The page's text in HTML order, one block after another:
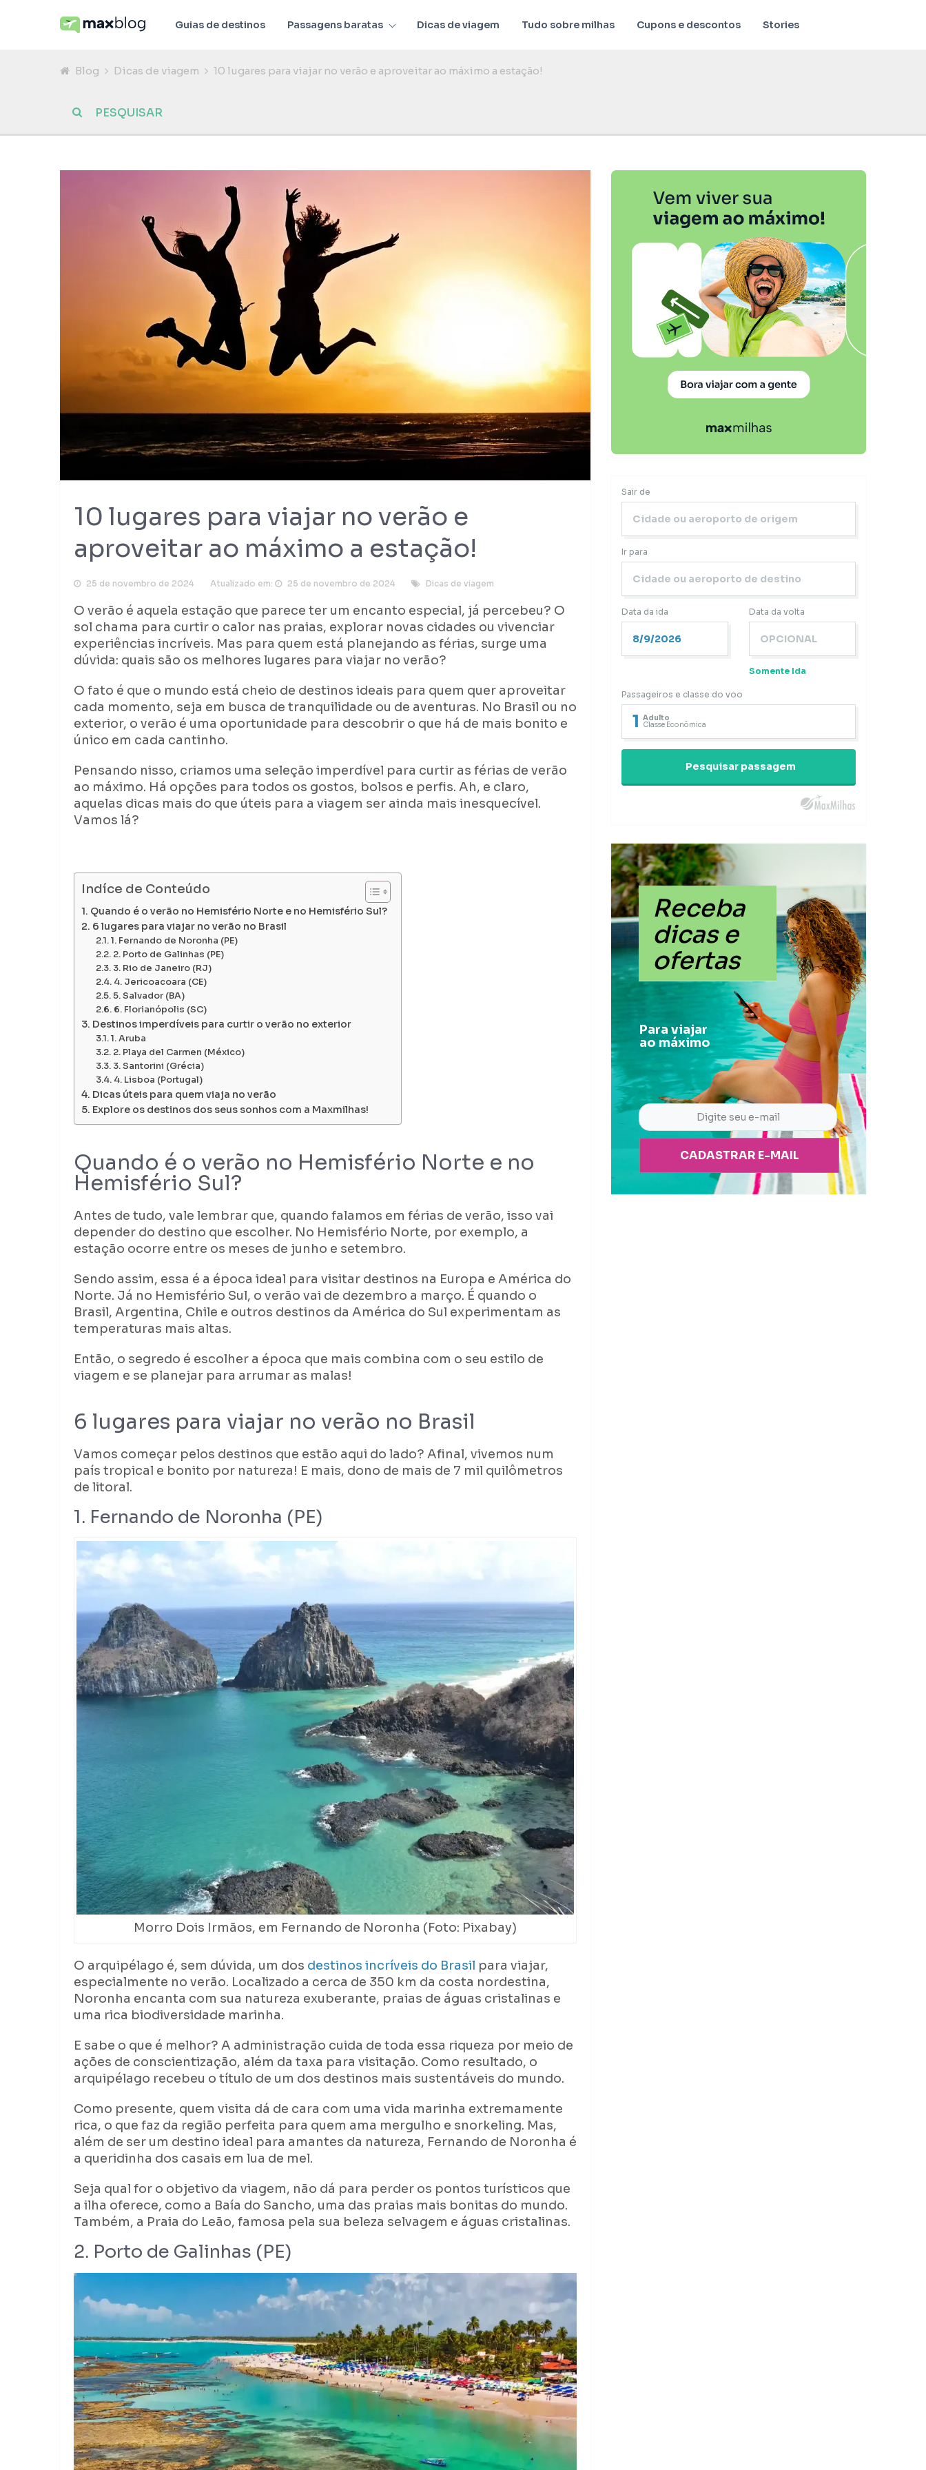
Guias de destinos Passagens baratas Dicas de viagem Tudo sobre milhas Cupons e descontos Stories
Blog Dicas de viagem 10 lugares para viajar no verão e aproveitar ao máximo a estação!
10 lugares para viajar no verão e
aproveitar ao máximo a estação!
25 de novembro de 2024 Atualizado em: 25 de novembro de 2024 Dicas de viagem
O verão é aquela estação que parece ter um encanto especial, já percebeu? O
sol chama para curtir o calor nas praias, explorar novas cidades ou vivenciar
experiências incríveis. Mas para quem está planejando as férias, surge uma
dúvida: quais são os melhores lugares para viajar no verão?
O fato é que o mundo está cheio de destinos ideais para quem quer aproveitar
cada momento, seja em busca de tranquilidade ou de aventuras. No Brasil ou no
exterior, o verão é uma oportunidade para descobrir o que há de mais bonito e
único em cada cantinho.
Pensando nisso, criamos uma seleção imperdível para curtir as férias de verão
ao máximo. Há opções para todos os gostos, bolsos e perfis. Ah, e claro,
aquelas dicas mais do que úteis para a viagem ser ainda mais inesquecível.
Vamos lá?
Indíce de Conteúdo
Quando é o verão no Hemisfério Norte e no Hemisfério Sul?
6 lugares para viajar no verão no Brasil
1. Fernando de Noronha (PE)
2. Porto de Galinhas (PE)
3. Rio de Janeiro (RJ)
4. Jericoacoara (CE)
5. Salvador (BA)
6. Florianópolis (SC)
Destinos imperdíveis para curtir o verão no exterior
1. Aruba
2. Playa del Carmen (México)
3. Santorini (Grécia)
4. Lisboa (Portugal)
Dicas úteis para quem viaja no verão
Explore os destinos dos seus sonhos com a Maxmilhas!
Quando é o verão no Hemisfério Norte e no
Hemisfério Sul?
Antes de tudo, vale lembrar que, quando falamos em férias de verão, isso vai
depender do destino que escolher. No Hemisfério Norte, por exemplo, a
estação ocorre entre os meses de junho e setembro.
Sendo assim, essa é a época ideal para visitar destinos na Europa e América do
Norte. Já no Hemisfério Sul, o verão vai de dezembro a março. É quando o
Brasil, Argentina, Chile e outros destinos da América do Sul experimentam as
temperaturas mais altas.
Então, o segredo é escolher a época que mais combina com o seu estilo de
viagem e se planejar para arrumar as malas!
6 lugares para viajar no verão no Brasil
Vamos começar pelos destinos que estão aqui do lado? Afinal, vivemos num
país tropical e bonito por natureza! E mais, dono de mais de 7 mil quilômetros
de litoral.
1. Fernando de Noronha (PE)
Morro Dois Irmãos, em Fernando de Noronha (Foto: Pixabay)
O arquipélago é, sem dúvida, um dos destinos incríveis do Brasil para viajar,
especialmente no verão. Localizado a cerca de 350 km da costa nordestina,
Noronha encanta com sua natureza exuberante, praias de águas cristalinas e
uma rica biodiversidade marinha.
E sabe o que é melhor? A administração cuida de toda essa riqueza por meio de
ações de conscientização, além da taxa para visitação. Como resultado, o
arquipélago recebeu o título de um dos destinos mais sustentáveis do mundo.
Como presente, quem visita dá de cara com uma vida marinha extremamente
rica, o que faz da região perfeita para quem ama mergulho e snorkeling. Mas,
além de ser um destino ideal para amantes da natureza, Fernando de Noronha é
a queridinha dos casais em lua de mel.
Seja qual for o objetivo da viagem, não dá para perder os pontos turísticos que
a ilha oferece, como a Baía do Sancho, uma das praias mais bonitas do mundo.
Também, a Praia do Leão, famosa pela sua beleza selvagem e águas cristalinas.
2. Porto de Galinhas (PE)
Sair de
Ir para
Data da ida Data da volta
Somente Ida
Passageiros e classe do voo
1 Adulto
Classe Econômica
Pesquisar passagem
Receba
dicas e
ofertas
Para viajar
ao máximo
CADASTRAR E-MAIL